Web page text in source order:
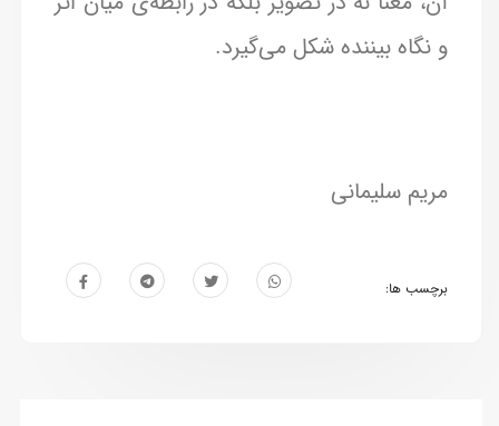
و نگاه بیننده شکل می‌گیرد.
مریم سلیمانی
برچسب ها: